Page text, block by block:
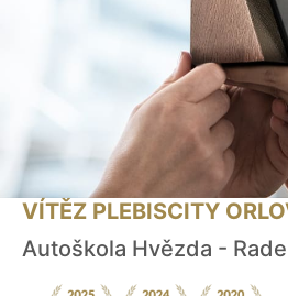
VÍTĚZ PLEBISCITY
Autoškola Hvězda -